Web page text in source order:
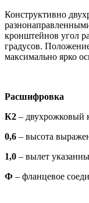
Конструктивно
кронштейнов угол
градусов.
максимально ярко
Расшифровка
К2 – двухрожковый
0,6 – высота
1,0 – вылет
Ф – фланцевое